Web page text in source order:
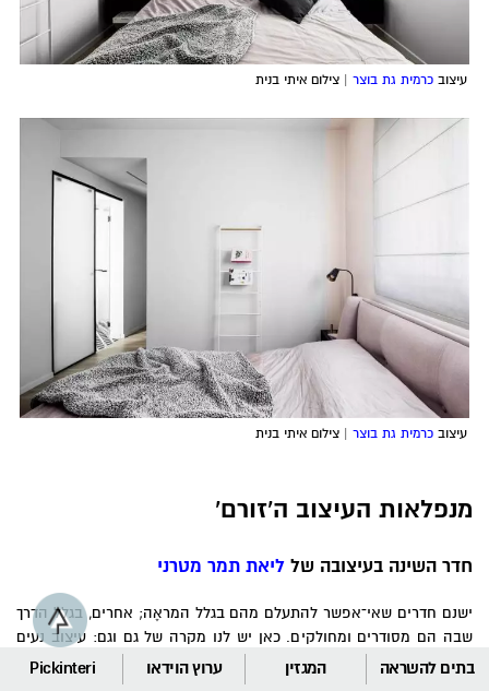
עיצוב כרמית גת בוצר | צילום איתי בנית
עיצוב כרמית גת בוצר | צילום איתי בנית
מנפלאות העיצוב ה'זורם'
חדר השינה בעיצובה של ליאת תמר מטרני
ישנם חדרים שאי־אפשר להתעלם מהם בגלל המראֶה; אחרים, בגלל הדרך
שבה הם מסודרים ומחולקים. כאן יש לנו מקרה של גם וגם: עיצוב נעים
לעין שרובו עץ בגוון משגע, וזרימה מושלמת בין חלקיו השונים – כך
מעצבים חדר שינה בלתי נשכח.
בתים להשראה המגזין ערוץ הוידאו Pickinteri